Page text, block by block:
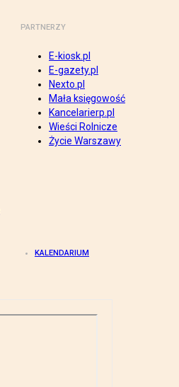
PARTNERZY
E-kiosk.pl
E-gazety.pl
Nexto.pl
Mała księgowość
Kancelarierp.pl
Wieści Rolnicze
Życie Warszawy
KALENDARIUM